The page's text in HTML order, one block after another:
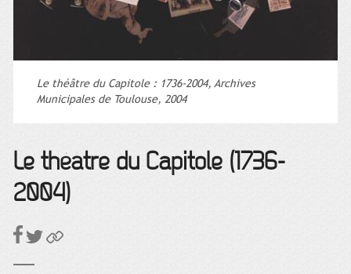
Le théâtre du Capitole : 1736-2004, Archives
Municipales de Toulouse, 2004
Le théâtre du Capitole (1736-
2004)